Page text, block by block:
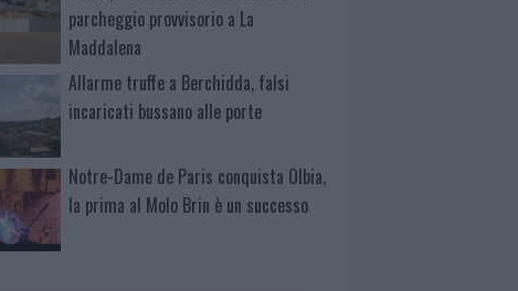
parcheggio provvisorio a La
Maddalena
Allarme truffe a Berchidda, falsi
incaricati bussano alle porte
Notre-Dame de Paris conquista Olbia,
la prima al Molo Brin è un successo